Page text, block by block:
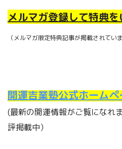
メルマガ登録して特典
（メルマガ限定特典記事が掲載されて
開運吉業塾公式ホームペ
(最新の開運情報がご覧にな
評掲載中）